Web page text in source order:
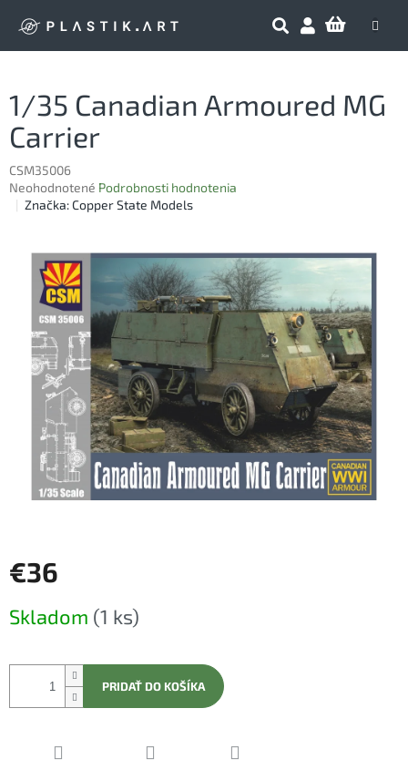
1/35 Canadian Armoured MG
Carrier
CSM35006
Priemerné
hodnotenie
hviezdičiek.
Neohodnotené Podrobnosti hodnotenia
Značka:Copper State Models
€36
cena:
Skladom (1 ks)
PRIDAŤ DO KOŠÍKA